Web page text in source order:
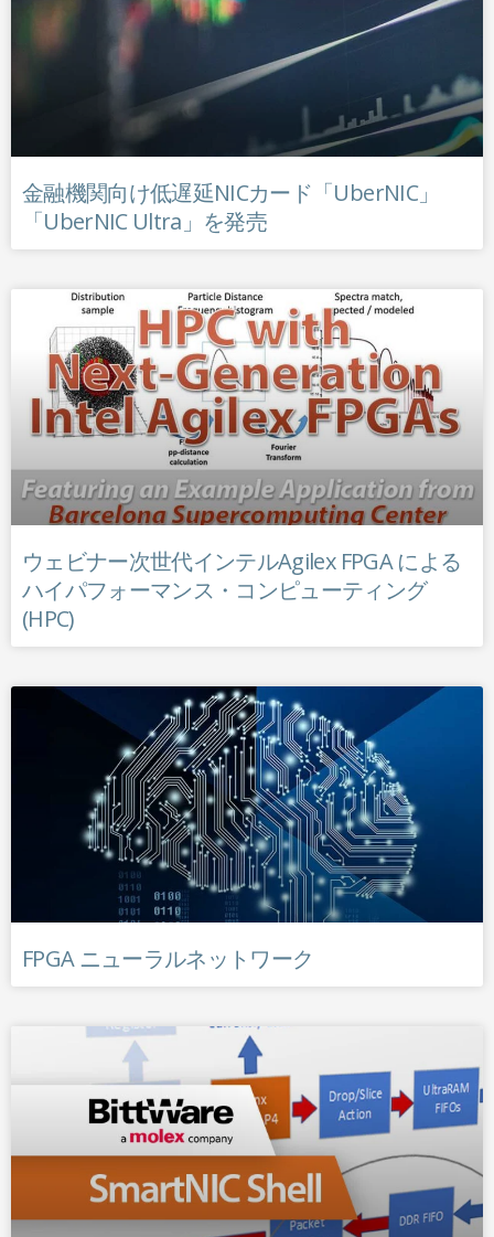
金融機関向け低遅延NICカード「UberNIC」
「UberNIC Ultra」を発売
ウェビナー次世代インテルAgilex FPGA による
ハイパフォーマンス・コンピューティング
(HPC)
FPGA ニューラルネットワーク